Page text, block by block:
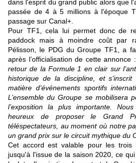
dans l'esprit du grand public alors que
passée de 4 à 5 millions à l'époque
passage sur Canal+.
Pour TF1, cela lui permet donc de
paddock mais à moindre coût par
Pélisson, le PDG du Groupe TF1, a
après l’officialisation de cette
retour de la Formule 1 en clair sur
historique de la discipline, et
matière d’événements sportifs
L’ensemble du Groupe se mobilisera
l’exposition la plus importante.
heureux de proposer le Grand
téléspectateurs, au moment où notre
un grand prix sur le circuit mythique du
Cet accord est valable pour les trois
jusqu'à l'issue de la saison 2020, ce